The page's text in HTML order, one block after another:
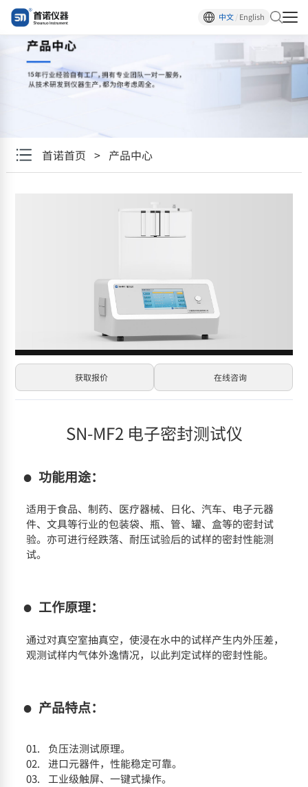
中文/English
首诺首页 > 产品中心
获取报价 在线咨询
SN-MF2 电子密封测试仪
功能用途：
适用于食品、制药、医疗器械、日化、汽车、电子元器
件、文具等行业的包装袋、瓶、管、罐、盒等的密封试
验。亦可进行经跌落、耐压试验后的试样的密封性能测
试。
工作原理：
通过对真空室抽真空，使浸在水中的试样产生内外压差，
观测试样内气体外逸情况，以此判定试样的密封性能。
产品特点：
负压法测试原理。
进口元器件，性能稳定可靠。
工业级触屏、一键式操作。